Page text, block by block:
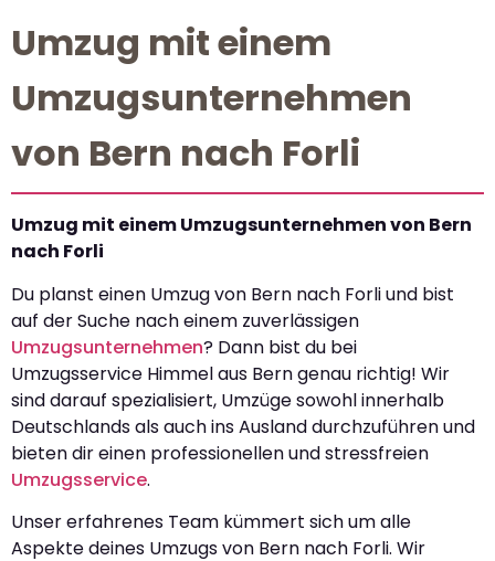
Umzug mit einem
Umzugsunternehmen
von Bern nach Forli
Umzug mit einem Umzugsunternehmen von Bern
nach Forli
Du planst einen Umzug von Bern nach Forli und bist
auf der Suche nach einem zuverlässigen
Umzugsunternehmen? Dann bist du bei
Umzugsservice Himmel aus Bern genau richtig! Wir
sind darauf spezialisiert, Umzüge sowohl innerhalb
Deutschlands als auch ins Ausland durchzuführen und
bieten dir einen professionellen und stressfreien
Umzugsservice.
Unser erfahrenes Team kümmert sich um alle
Aspekte deines Umzugs von Bern nach Forli. Wir